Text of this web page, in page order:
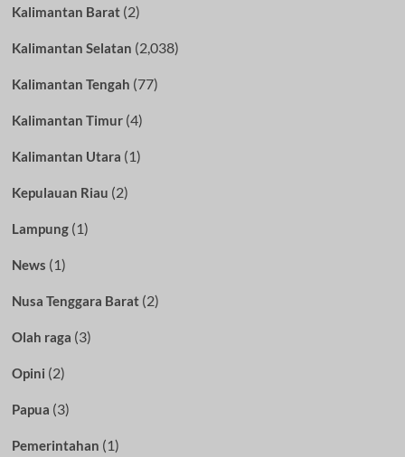
Kalimantan Barat(2)
Kalimantan Selatan (2,038)
Kalimantan Tengah (77)
Kalimantan Timur(4)
Kalimantan Utara (1)
Kepulauan Riau (2)
Lampung(1)
News (1)
Nusa Tenggara Barat(2)
Olah raga (3)
Opini (2)
Papua (3)
Pemerintahan (1)